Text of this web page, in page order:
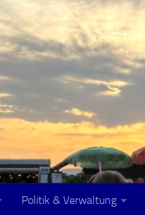
Politik & Verwaltung